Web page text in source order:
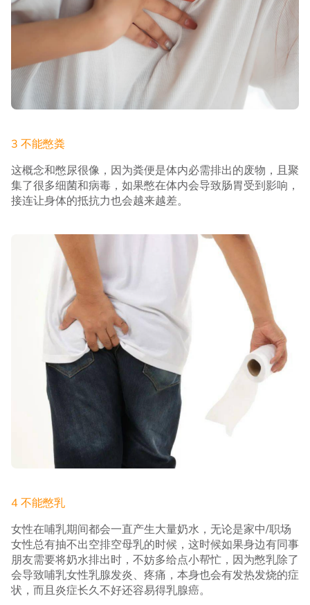
3 不能憋粪
这概念和憋尿很像，因为粪便是体内必需排出的废物，且聚
集了很多细菌和病毒，如果憋在体内会导致肠胃受到影响，
接连让身体的抵抗力也会越来越差。
4 不能憋乳
女性在哺乳期间都会一直产生大量奶水，无论是家中/职场
女性总有抽不出空排空母乳的时候，这时候如果身边有同事
朋友需要将奶水排出时，不妨多给点小帮忙，因为憋乳除了
会导致哺乳女性乳腺发炎、疼痛，本身也会有发热发烧的症
状，而且炎症长久不好还容易得乳腺癌。